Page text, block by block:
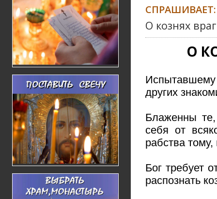
СПРАШИВАЕТ:
О кознях
О
Испытавшему
других
Блаженны
себя от
рабства
Бог требует
распознать